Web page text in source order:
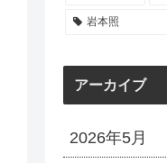
岩本照
アーカイブ
2026年5月